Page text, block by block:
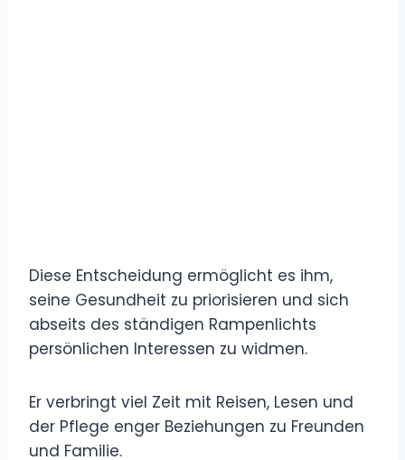
Diese Entscheidung ermöglicht es ihm,
seine Gesundheit zu priorisieren und sich
abseits des ständigen Rampenlichts
persönlichen Interessen zu widmen.
Er verbringt viel Zeit mit Reisen, Lesen und
der Pflege enger Beziehungen zu Freunden
und Familie.